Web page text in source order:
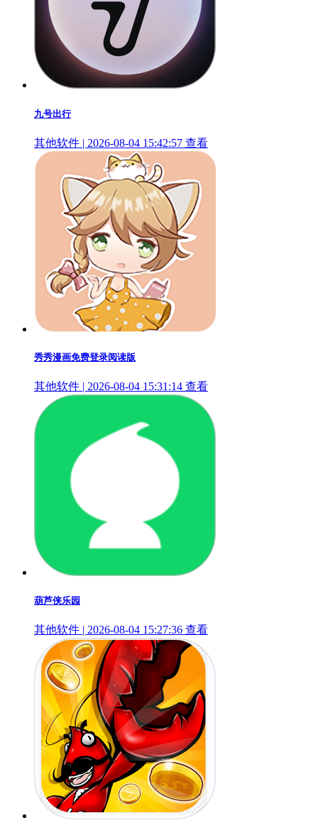
九号出行
其他软件 | 2026-08-04 15:42:57 查看
秀秀漫画免费登录阅读版
其他软件 | 2026-08-04 15:31:14 查看
葫芦侠乐园
其他软件 | 2026-08-04 15:27:36 查看